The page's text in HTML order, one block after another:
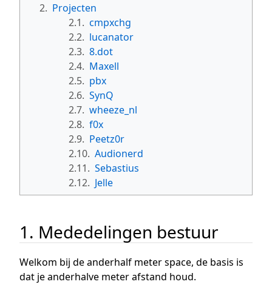
2. Projecten
2.1. cmpxchg
2.2. lucanator
2.3. 8.dot
2.4. Maxell
2.5. pbx
2.6. SynQ
2.7. wheeze_nl
2.8. f0x
2.9. Peetz0r
2.10. Audionerd
2.11. Sebastius
2.12. Jelle
1. Mededelingen bestuur
Welkom bij de anderhalf meter space, de basis is
dat je anderhalve meter afstand houd.